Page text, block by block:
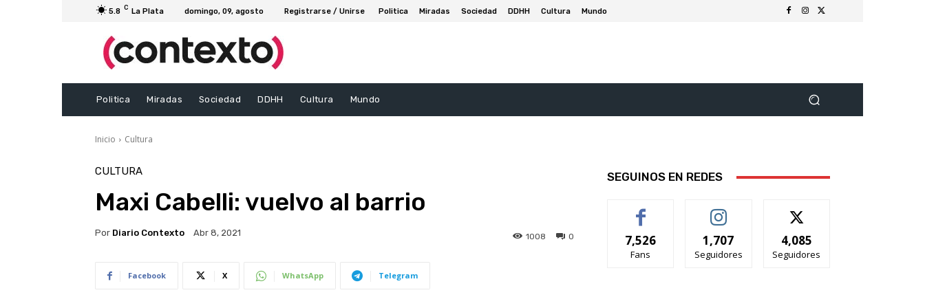
5.8 C La Plata domingo, 09, agosto Registrarse / Unirse Politica Miradas Sociedad DDHH Cultura Mundo
Politica Miradas Sociedad DDHH Cultura Mundo
Inicio Cultura
CULTURA
Maxi Cabelli: vuelvo al barrio
Por Diario Contexto Abr 8, 2021 0
1008
Facebook X WhatsApp Telegram
SEGUINOS EN REDES
7,526
Fans
1,707
Seguidores
4,085
Seguidores